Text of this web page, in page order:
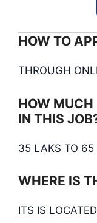
HOW TO
THROUGH
HOW MUCH
IN THIS
35 LAKS TO 65
WHERE IS
ITS IS